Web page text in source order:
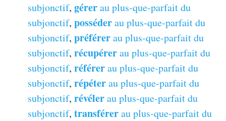
subjonctif, gérerau plus-que-parfait du
subjonctif, posséderau plus-que-parfait du
subjonctif, préférerau plus-que-parfait du
subjonctif, récupérerau plus-que-parfait du
subjonctif, référerau plus-que-parfait du
subjonctif, répéterau plus-que-parfait du
subjonctif, révélerau plus-que-parfait du
subjonctif, transférerau plus-que-parfait du